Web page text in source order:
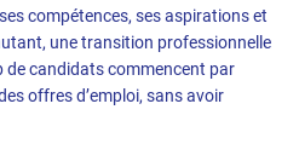
compétences, ses aspirations et
une transition professionnelle
de candidats commencent par
offres d’emploi, sans avoir